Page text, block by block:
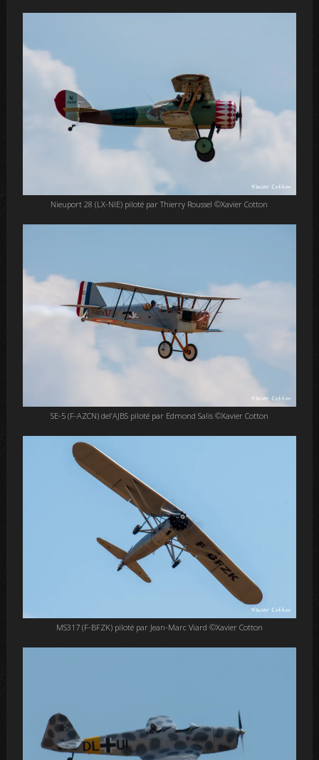
Nieuport 28 (LX-NIE) piloté par Thierry Roussel ©Xavier Cotton
SE-5 (F-AZCN) del’AJBS piloté par Edmond Salis ©Xavier Cotton
MS317 (F-BFZK) piloté par Jean-Marc Viard ©Xavier Cotton